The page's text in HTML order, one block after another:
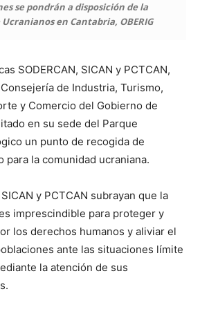
se pondrán a disposición de la
en Cantabria, OBERIG
SODERCAN, SICAN y PCTCAN,
de Industria, Turismo,
y Comercio del Gobierno de
en su sede del Parque
un punto de recogida de
para la comunidad ucraniana.
y PCTCAN subrayan que la
imprescindible para proteger y
los derechos humanos y aliviar el
ante las situaciones límite
la atención de sus